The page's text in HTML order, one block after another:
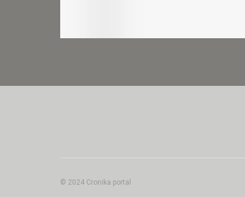
© 2024 Cronika portal